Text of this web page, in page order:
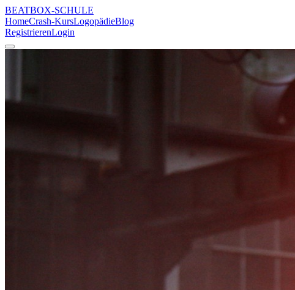
BEATBOX-SCHULE
HomeCrash-KursLogopädieBlog
RegistrierenLogin